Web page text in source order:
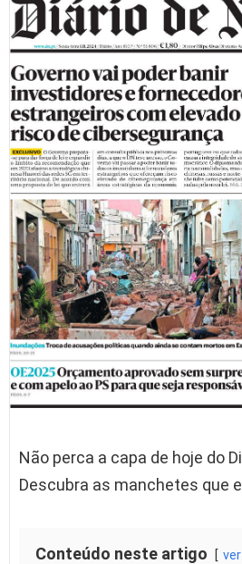
Não perca a capa de hoje do
Descubra as manchetes que
Conteúdo neste artigo ver